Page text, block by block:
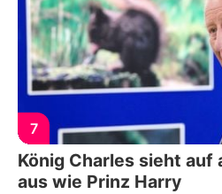
7
König Charles sieht
aus wie Prinz Harry